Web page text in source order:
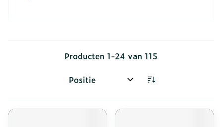
Producten 1-24 van 115
Sorteer op: